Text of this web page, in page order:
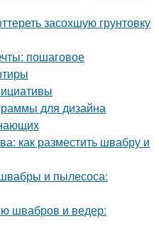
засохшую грунтовку
пошаговое
для дизайна
как разместить швабру и
и пылесоса:
швабров и ведер: